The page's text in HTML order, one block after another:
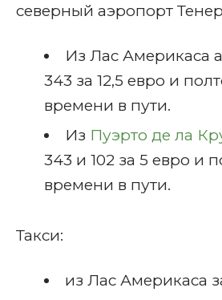
северный аэропорт
Из Лас Америкаса
343 за 12,5 евро и
времени в пути.
Из Пуэрто де ла
343 и 102 за 5 евро и
времени в пути.
Такси:
из Лас Америкаса